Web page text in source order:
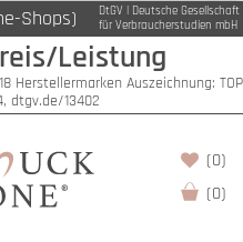
Shops)
DtGV | Deutsche Gesellschaft
für Verbraucherstudien mbH
Leistung
Herstellermarken Auszeichnung: TOP
dtgv.de/13402
(0)
(0)